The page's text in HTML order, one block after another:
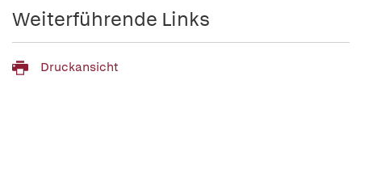
Weiterführende Links
Druckansicht